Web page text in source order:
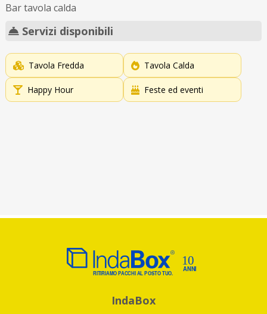
Bar tavola calda
Servizi disponibili
Tavola Fredda Tavola Calda
Happy Hour Feste ed eventi
IndaBox